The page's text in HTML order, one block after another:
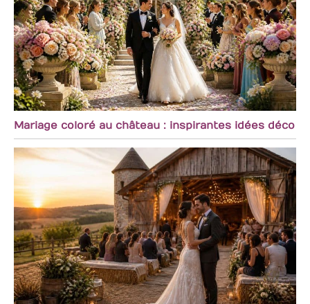
facilement en valeur
de magnifiques
compositions de fleurs
séchées, vous
permettant ainsi de
profiter chaque jour
de la beauté de la
nature et d'apporter
plus de joie et de
plaisir à votre vie
Mariage coloré au château : inspirantes idées déco